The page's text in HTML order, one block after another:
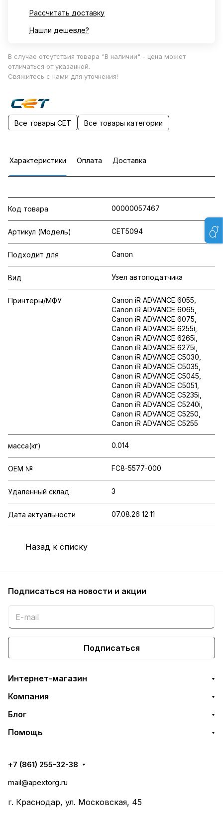
Рассчитать доставку
Нашли дешевле?
В случае отсутствия товара "В наличии" - цена может
отличаться от указанной.
Свяжитесь с нами для уточнения!
Все товары CET Все товары категории
Характеристики Оплата Доставка
Код товара 00000057467
Артикул (Модель) CET5094
Подходит для Canon
Вид Узел автоподатчика
Принтеры/МФУ
Canon iR ADVANCE 6055,
Canon iR ADVANCE 6065,
Canon iR ADVANCE 6075,
Canon iR ADVANCE 6255i,
Canon iR ADVANCE 6265i,
Canon iR ADVANCE 6275i,
Canon iR ADVANCE C5030,
Canon iR ADVANCE C5035,
Canon iR ADVANCE C5045,
Canon iR ADVANCE C5051,
Canon iR ADVANCE C5235i,
Canon iR ADVANCE C5240i,
Canon iR ADVANCE C5250,
Canon iR ADVANCE C5255
масса(кг) 0.014
OEM № FC8-5577-000
Удаленный склад 3
Дата актуальности 07.08.26 12:11
Назад к списку
Подписаться на новости и акции
Подписаться
Интернет-магазин
Компания
Блог
Помощь
+7 (861) 255-32-38
mail@apextorg.ru
г. Краснодар, ул. Московская, 45